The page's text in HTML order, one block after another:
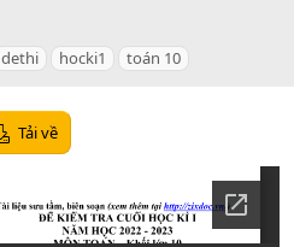
dethi hocki1 toán 10
Tải về